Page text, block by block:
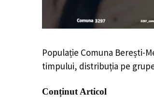
Populație Comuna Berești-
timpului, distribuția pe
Conținut Articol